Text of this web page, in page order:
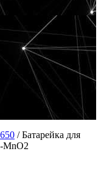
/Батарейка для
MnO2